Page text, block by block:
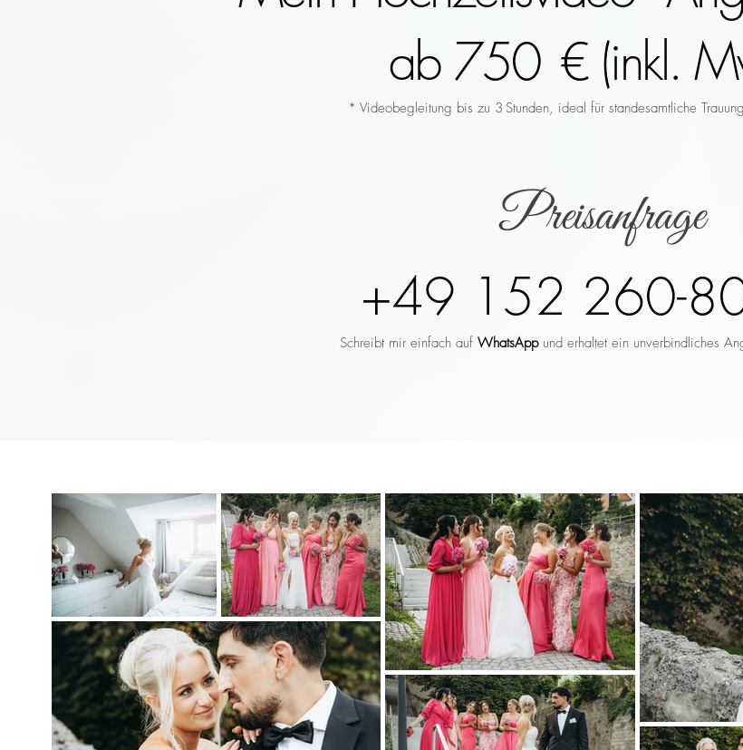
ab 750 € (inkl.
* Videobegleitung bis zu 3 Stunden, ideal für standesamtliche
Preisanfrage
+49 152 260-
Schreibt mir einfach auf WhatsAppund erhaltet ein unverbindliches